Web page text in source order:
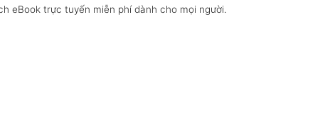
eBook trực tuyến miễn phí dành cho mọi người.